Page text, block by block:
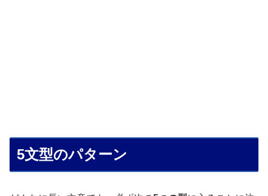
5文型のパターン